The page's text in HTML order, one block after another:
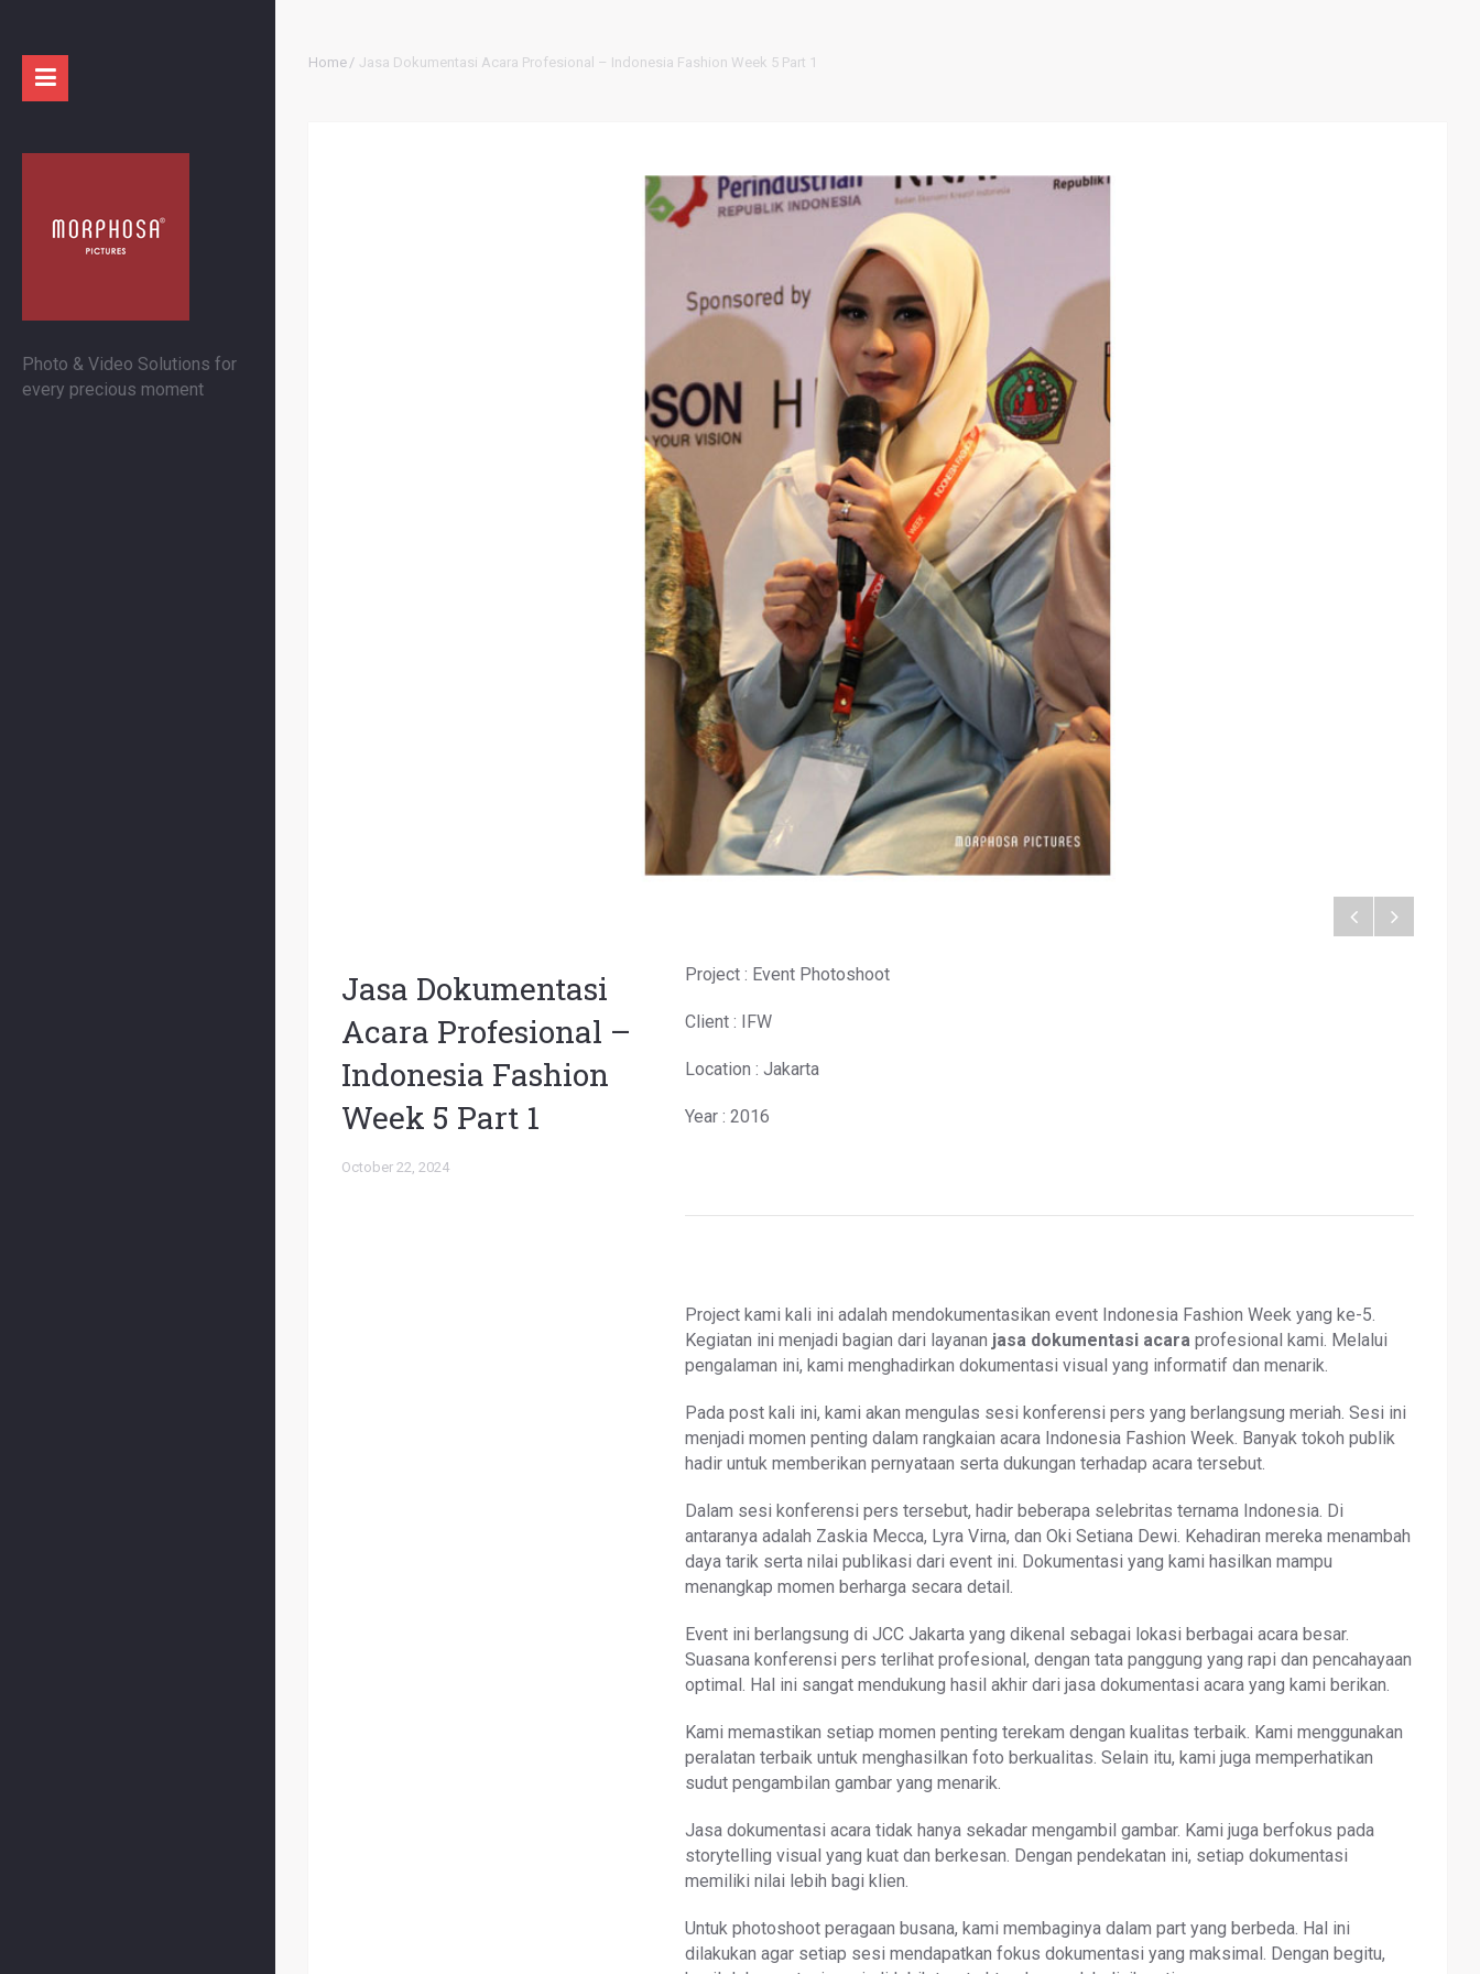
Photo & Video Solutions for
every precious moment
Home / Jasa Dokumentasi Acara Profesional – Indonesia Fashion Week 5 Part 1
Jasa Dokumentasi
Acara Profesional –
Indonesia Fashion
Week 5 Part 1
October 22, 2024
Project : Event Photoshoot
Client : IFW
Location : Jakarta
Year : 2016
Project kami kali ini adalah mendokumentasikan event Indonesia Fashion Week yang ke-5.
Kegiatan ini menjadi bagian dari layanan jasa dokumentasi acaraprofesional kami. Melalui
pengalaman ini, kami menghadirkan dokumentasi visual yang informatif dan menarik.
Pada post kali ini, kami akan mengulas sesi konferensi pers yang berlangsung meriah. Sesi ini
menjadi momen penting dalam rangkaian acara Indonesia Fashion Week. Banyak tokoh publik
hadir untuk memberikan pernyataan serta dukungan terhadap acara tersebut.
Dalam sesi konferensi pers tersebut, hadir beberapa selebritas ternama Indonesia. Di
antaranya adalah Zaskia Mecca, Lyra Virna, dan Oki Setiana Dewi. Kehadiran mereka menambah
daya tarik serta nilai publikasi dari event ini. Dokumentasi yang kami hasilkan mampu
menangkap momen berharga secara detail.
Event ini berlangsung di JCC Jakarta yang dikenal sebagai lokasi berbagai acara besar.
Suasana konferensi pers terlihat profesional, dengan tata panggung yang rapi dan pencahayaan
optimal. Hal ini sangat mendukung hasil akhir dari jasa dokumentasi acara yang kami berikan.
Kami memastikan setiap momen penting terekam dengan kualitas terbaik. Kami menggunakan
peralatan terbaik untuk menghasilkan foto berkualitas. Selain itu, kami juga memperhatikan
sudut pengambilan gambar yang menarik.
Jasa dokumentasi acara tidak hanya sekadar mengambil gambar. Kami juga berfokus pada
storytelling visual yang kuat dan berkesan. Dengan pendekatan ini, setiap dokumentasi
memiliki nilai lebih bagi klien.
Untuk photoshoot peragaan busana, kami membaginya dalam part yang berbeda. Hal ini
dilakukan agar setiap sesi mendapatkan fokus dokumentasi yang maksimal. Dengan begitu,